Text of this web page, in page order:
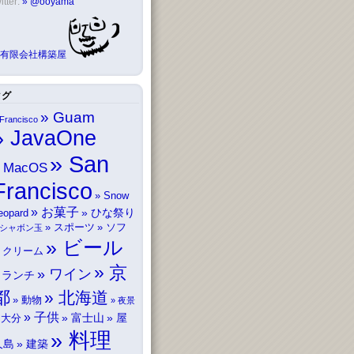
有限会社構築屋
Francisco Guam
JavaOne
MacOS
San
Snow
お菓子 ひな祭り
シャボン玉 スポーツ ソフ
クリーム ビール
ランチ ワイン
京
動物 北海道 夜景
大分 子供 富士山 屋
島 建築 料理